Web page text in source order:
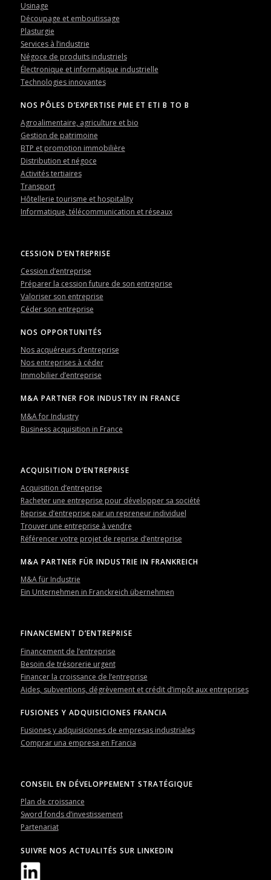
Usinage
Découpage et emboutissage
Plasturgie
Services à l’industrie
Négoce de produits industriels
Électronique et informatique industrielle
Technologies innovantes
NOS PÔLES D’EXPERTISE PME ET ETI B TO B
Agroalimentaire, agriculture et bio
Gestion de patrimoine
BTP et promotion immobilière
Distribution et négoce
Activités tertiaires
Transport
Hôtellerie tourisme et hospitality
Informatique, télécommunication et réseaux
CESSION D’ENTREPRISE
Cession d’entreprise
Préparer la cession future de son entreprise
Valoriser son entreprise
Céder son entreprise
NOS OPPORTUNITÉS
Nos acquéreurs d’entreprise
Nos entreprises à céder
Immobilier d’entreprise
M&A PARTNER FOR INDUSTRY IN FRANCE
M&A for Industry
Business acquisition in France
ACQUISITION D’ENTREPRISE
Acquisition d’entreprise
Racheter une entreprise pour développer sa société
Reprise d’entreprise par un repreneur individuel
Trouver une entreprise à vendre
Référencer votre projet de reprise d’entreprise
M&A PARTNER FÜR INDUSTRIE IN FRANKREICH
M&A für Industrie
Ein Unternehmen in Franckreich übernehmen
FINANCEMENT D’ENTREPRISE
Financement de l’entreprise
Besoin de trésorerie urgent
Financer la croissance de l’entreprise
Aides, subventions, dégrèvement et crédit d’impôt aux entreprises
FUSIONES Y ADQUISICIONES FRANCIA
Fusiones y adquisiciones de empresas industriales
Comprar una empresa en Francia
CONSEIL EN DÉVELOPPEMENT STRATÉGIQUE
Plan de croissance
Sword fonds d’investissement
Partenariat
SUIVRE NOS ACTUALITÉS SUR LINKEDIN